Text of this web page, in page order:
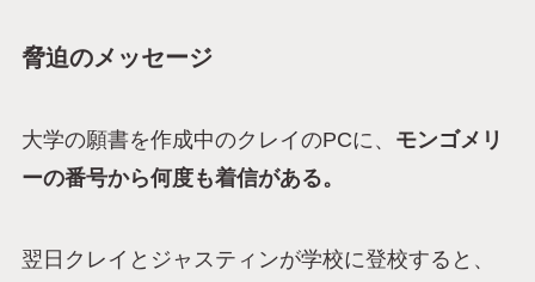
脅迫のメッセージ
大学の願書を作成中のクレイのPCに、 モンゴメリ
ーの番号から何度も着信がある。
翌日クレイとジャスティンが学校に登校すると、